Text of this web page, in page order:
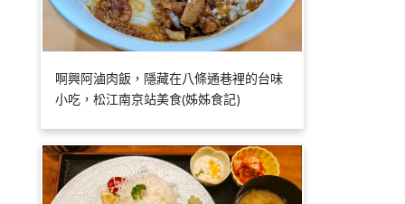
啊興阿滷肉飯，隱藏在八條通巷裡的台味
小吃，松江南京站美食(姊姊食記)